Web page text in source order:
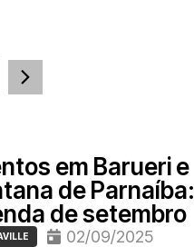
em Barueri e
de Parnaíba:
de setembro
02/09/2025